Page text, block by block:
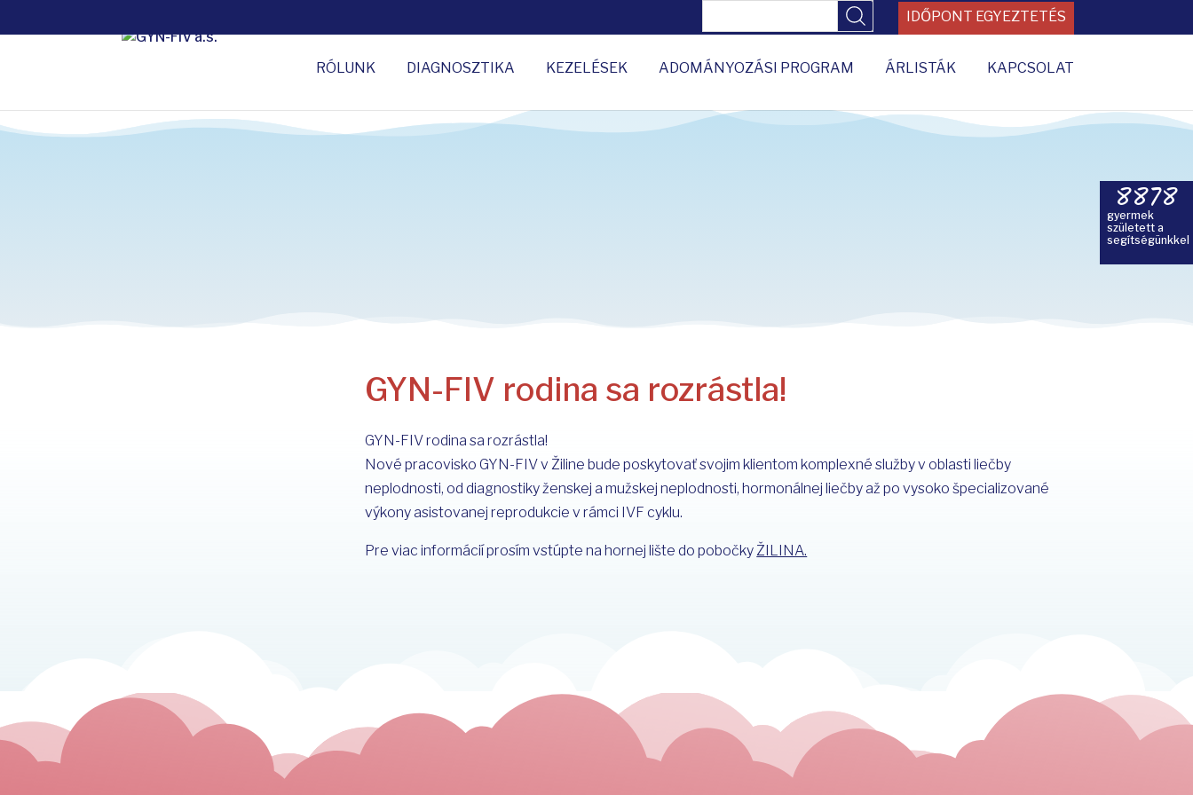
IDŐPONT EGYEZTETÉS
RÓLUNK DIAGNOSZTIKA KEZELÉSEK ADOMÁNYOZÁSI PROGRAM ÁRLISTÁK KAPCSOLAT
GYN-FIV rodina sa rozrástla!
GYN-FIV rodina sa rozrástla!
Nové pracovisko GYN-FIV v Žiline bude poskytovať svojim klientom komplexné služby v oblasti liečby
neplodnosti, od diagnostiky ženskej a mužskej neplodnosti, hormonálnej liečby až po vysoko špecializované
výkony asistovanej reprodukcie v rámci IVF cyklu.
Pre viac informácií prosím vstúpte na hornej lište do pobočkyŽILINA.
8878
gyermek
született a
segítségünkkel